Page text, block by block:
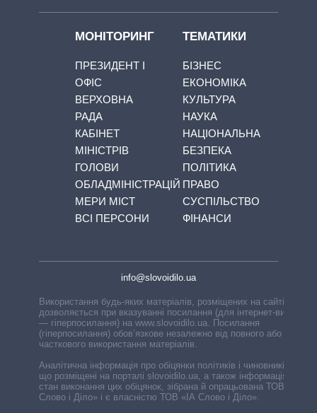
МОНІТОРИНГ
ПРЕЗИДЕНТ І
ОФІС
ВЕРХОВНА
РАДА
КАБІНЕТ
МІНІСТРІВ
ГОЛОВИ
ОБЛАДМІНІСТРАЦІЙ
МЕРИ МІСТ
ВСІ ПЕРСОНИ
ТЕМАТИКИ
БІЗНЕС
ЕКОНОМІКА
КУЛЬТУРА
НАУКА
НАЦІОНАЛЬНА
БЕЗПЕКА
ПОЛІТИКА
ПРАВО
СУСПІЛЬСТВО
ФІНАНСИ
info@slovoidilo.ua
Використання будь-яких матеріалів, розміщених на сайті,
дозволяється при вказуванні посилання (для інтернет-видань
— гіперпосилання) на www.slovoidilo.ua. Посилання
(гіперпосилання) обов’язкове незалежно від повного або
часткового використання матеріалів.
Аналітична інформація про обіцянки політиків і чиновників,
що розміщені на порталі slovoidilo.ua, а також інформація про
стан виконання цих обіцянок, зібрана й опрацьована ТОВ «ІА
Слово і Діло» і є власністю ТОВ «ІА Слово і Діло».